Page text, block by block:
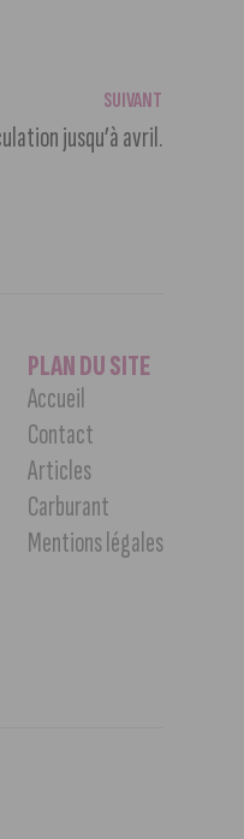
SUIVANT
jusqu’à avril.
PLAN DU SITE
Accueil
Contact
Articles
Carburant
Mentions légales